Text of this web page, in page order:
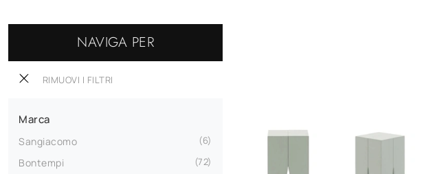
NAVIGA PER
RIMUOVI I FILTRI
Marca
Sangiacomo 6
Bontempi 72